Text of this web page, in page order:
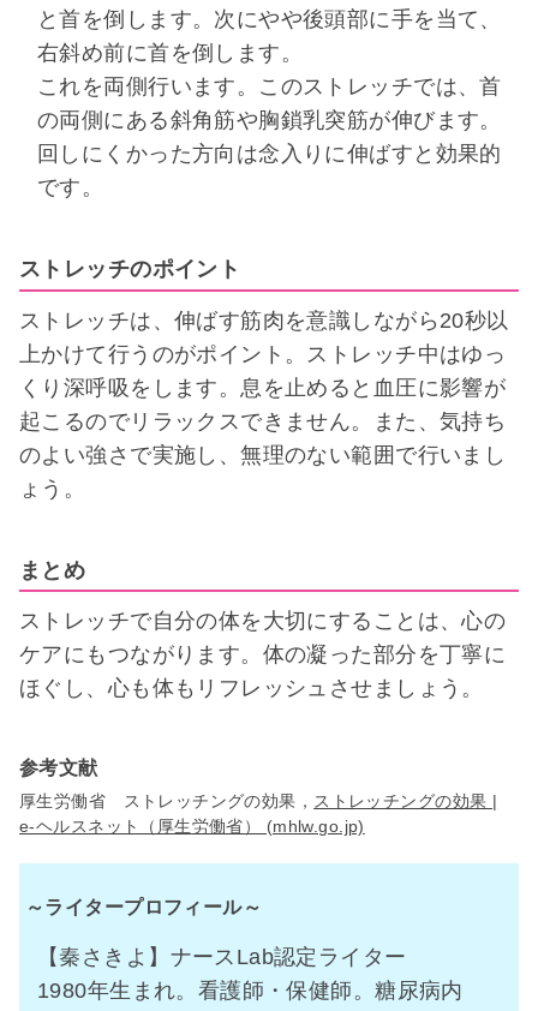
と首を倒します。次にやや後頭部に手を当て、
右斜め前に首を倒します。
これを両側行います。このストレッチでは、首
の両側にある斜角筋や胸鎖乳突筋が伸びます。
回しにくかった方向は念入りに伸ばすと効果的
です。
ストレッチのポイント
ストレッチは、伸ばす筋肉を意識しながら20秒以
上かけて行うのがポイント。ストレッチ中はゆっ
くり深呼吸をします。息を止めると血圧に影響が
起こるのでリラックスできません。また、気持ち
のよい強さで実施し、無理のない範囲で行いまし
ょう。
まとめ
ストレッチで自分の体を大切にすることは、心の
ケアにもつながります。体の凝った部分を丁寧に
ほぐし、心も体もリフレッシュさせましょう。
参考文献
厚生労働省 ストレッチングの効果， ストレッチングの効果 |
e-ヘルスネット（厚生労働省） (mhlw.go.jp)
～ライタープロフィール～
【秦さきよ】ナースLab認定ライター
1980年生まれ。看護師・保健師。糖尿病内